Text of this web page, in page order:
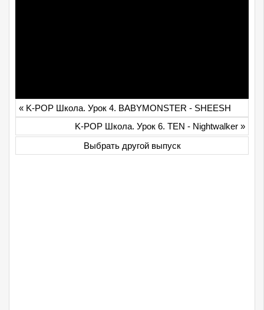
« K-POP Школа. Урок 4. BABYMONSTER - SHEESH
K-POP Школа. Урок 6. TEN - Nightwalker »
Выбрать другой выпуск